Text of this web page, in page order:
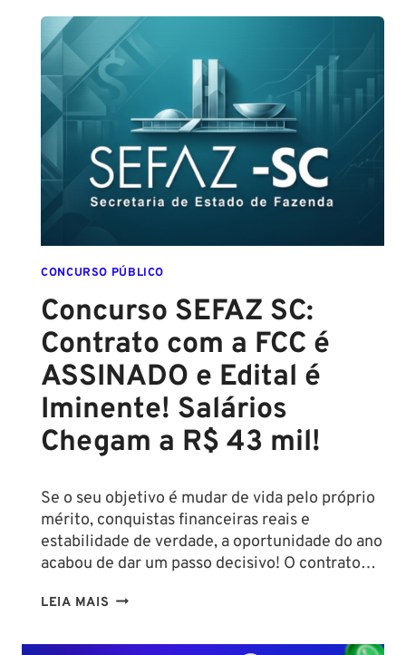
SALVADOR
(GCM
SALVADOR):
CONFIRMADO
SETEMBRO!
CONCURSO PÚBLICO
Concurso SEFAZ SC:
Contrato com a FCC é
ASSINADO e Edital é
Iminente! Salários
Chegam a R$ 43 mil!
Se o seu objetivo é mudar de vida pelo próprio
mérito, conquistas financeiras reais e
estabilidade de verdade, a oportunidade do ano
acabou de dar um passo decisivo! O contrato…
LEIA MAIS CONCURSO
SC: